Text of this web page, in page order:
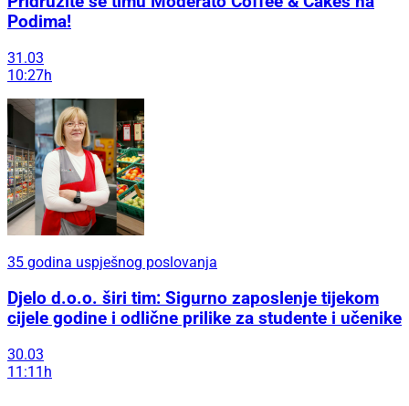
Podima!
31.03
10:27h
35 godina uspješnog poslovanja
Djelo d.o.o. širi tim: Sigurno zaposlenje tijekom
cijele godine i odlične prilike za studente i učenike
30.03
11:11h